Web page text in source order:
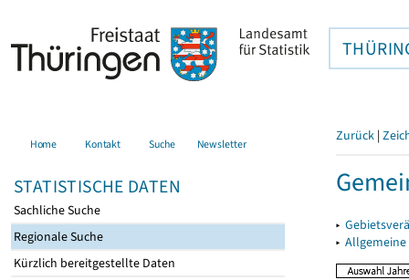
Home Kontakt Suche Newsletter
STATISTISCHE DATEN
Sachliche Suche
Regionale Suche
Kürzlich bereitgestellte Daten
Zurück |
▸
▸